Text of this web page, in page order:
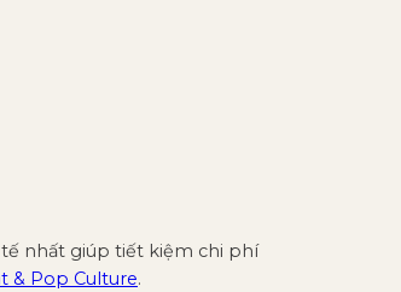
nhất giúp tiết kiệm chi phí
& Pop Culture.